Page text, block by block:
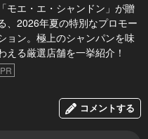
「モエ・エ・シャンドン」が贈
、2026年夏の特別なプロモー
ョン。極上のシャンパンを味
える厳選店舗を一挙紹介！
PR
コメントする